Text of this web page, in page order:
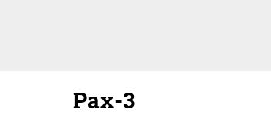
Pax-3